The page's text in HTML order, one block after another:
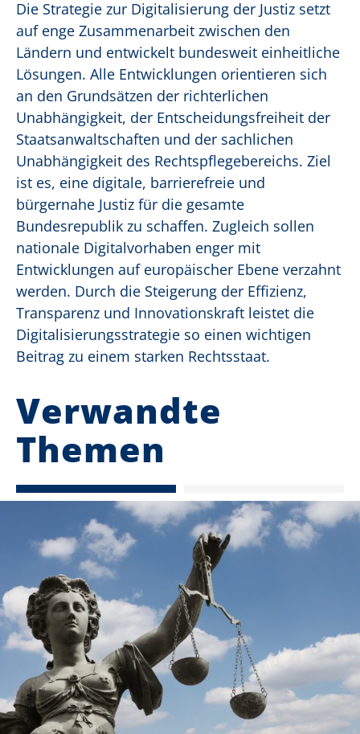
Die Strategie zur Digitalisierung der Justiz setzt
auf enge Zusammenarbeit zwischen den
Ländern und entwickelt bundesweit einheitliche
Lösungen. Alle Entwicklungen orientieren sich
an den Grundsätzen der richterlichen
Unabhängigkeit, der Entscheidungsfreiheit der
Staatsanwaltschaften und der sachlichen
Unabhängigkeit des Rechtspflegebereichs. Ziel
ist es, eine digitale, barrierefreie und
bürgernahe Justiz für die gesamte
Bundesrepublik zu schaffen. Zugleich sollen
nationale Digitalvorhaben enger mit
Entwicklungen auf europäischer Ebene verzahnt
werden. Durch die Steigerung der Effizienz,
Transparenz und Innovationskraft leistet die
Digitalisierungsstrategie so einen wichtigen
Beitrag zu einem starken Rechtsstaat.
Verwandte
Themen